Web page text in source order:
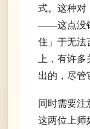
式。这种对
——这点没
住」于无法
上，有许
出的，尽管
同时需要注
这两位上师